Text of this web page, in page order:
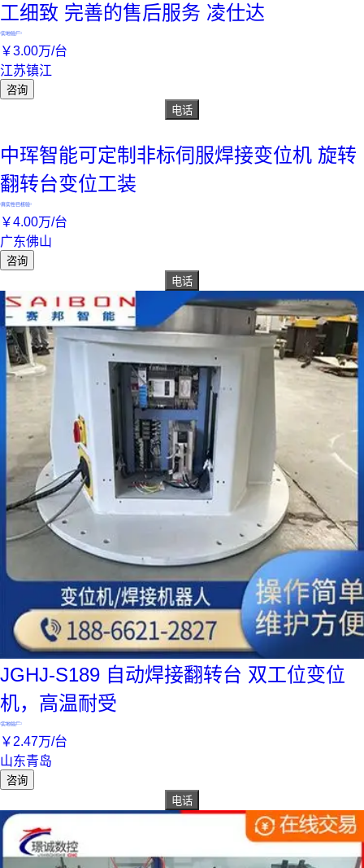
工细致 完善的售后服务 凌仕达
实地验厂
￥3.00万/台
江苏镇江
咨询
电话
中珲智能可定制非标伺服焊接变位机 旋转
翻转台变位工装
真实性已核验
￥4.00万/台
广东佛山
咨询
电话
JGHJ-S189 自动焊接翻转台 双工位变位
机，高温耐受
实地验厂
￥ 2.47万/台
山东青岛
咨询
电话